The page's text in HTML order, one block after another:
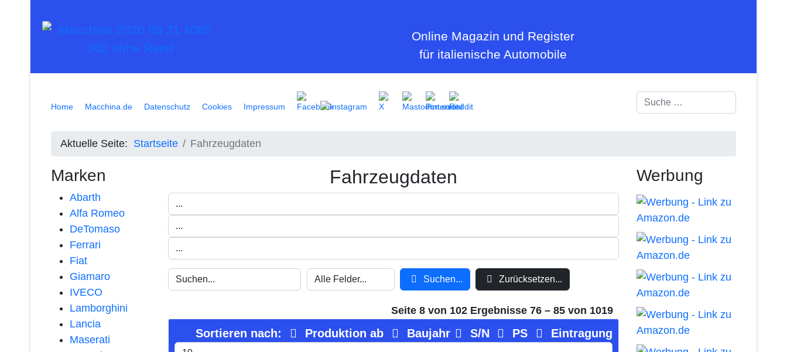
Online Magazin und Register
für italienische Automobile
Home Macchina.de Datenschutz Cookies Impressum
Suchen
Aktuelle Seite: Startseite Fahrzeugdaten
Marken
Abarth
Alfa Romeo
DeTomaso
Ferrari
Fiat
Giamaro
IVECO
Lamborghini
Lancia
Maserati
Fahrzeugdaten
Suchen... Zurücksetzen...
Seite 8 von 102 Ergebnisse 76 – 85 von 1019
Sortieren nach: Produktion ab Baujahr S/N PS Eintragung
Werbung